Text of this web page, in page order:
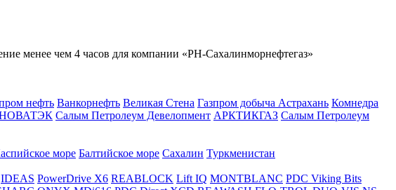
менее чем 4 часов для компании «РН-Сахалинморнефтегаз»
нефть Ванкорнефть Великая Стена Газпром добыча Астрахань Комнедра
Салым Петролеум Девелопмент АРКТИКГАЗ Салым Петролеум
море Балтийское море Сахалин Туркменистан
IDEAS PowerDrive X6 REABLOCK Lift IQ MONTBLANC PDC Viking Bits